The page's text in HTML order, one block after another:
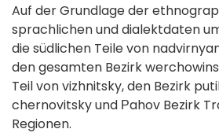
Auf der Grundlage der
sprachlichen und dialektdaten
die südlichen Teile von
den gesamten Bezirk
Teil von vizhnitsky, den Bezirk
chernovitsky und Рahov Bezirk
Regionen.